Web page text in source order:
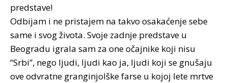
predstave!
Odbijam i ne pristajem na takvo osakaćenje sebe
same i svog života. Svoje zadnje predstave u
Beogradu igrala sam za one očajnike koji nisu
“Srbi”, nego ljudi, ljudi kao ja, ljudi koji se gnušaju
ove odvratne granginjolške farse u kojoj lete mrtve